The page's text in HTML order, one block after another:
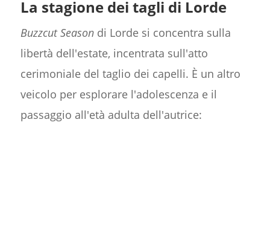
La stagione dei tagli di Lorde
Buzzcut Seasondi Lorde si concentra sulla
libertà dell'estate, incentrata sull'atto
cerimoniale del taglio dei capelli. È un altro
veicolo per esplorare l'adolescenza e il
passaggio all'età adulta dell'autrice: